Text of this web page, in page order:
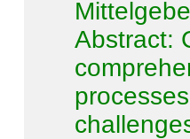
Abstract: